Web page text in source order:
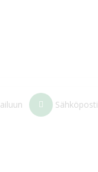
Sähköposti